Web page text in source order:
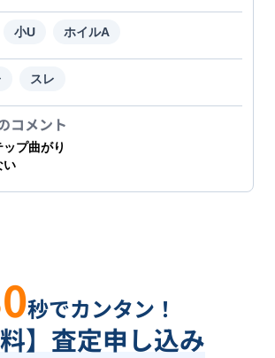
小U ホイルA
スレ
コメント
プ曲がり
い
秒でカンタン！
料】査定申し込み